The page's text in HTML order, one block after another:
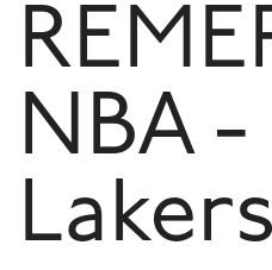
NBA -
Lakers